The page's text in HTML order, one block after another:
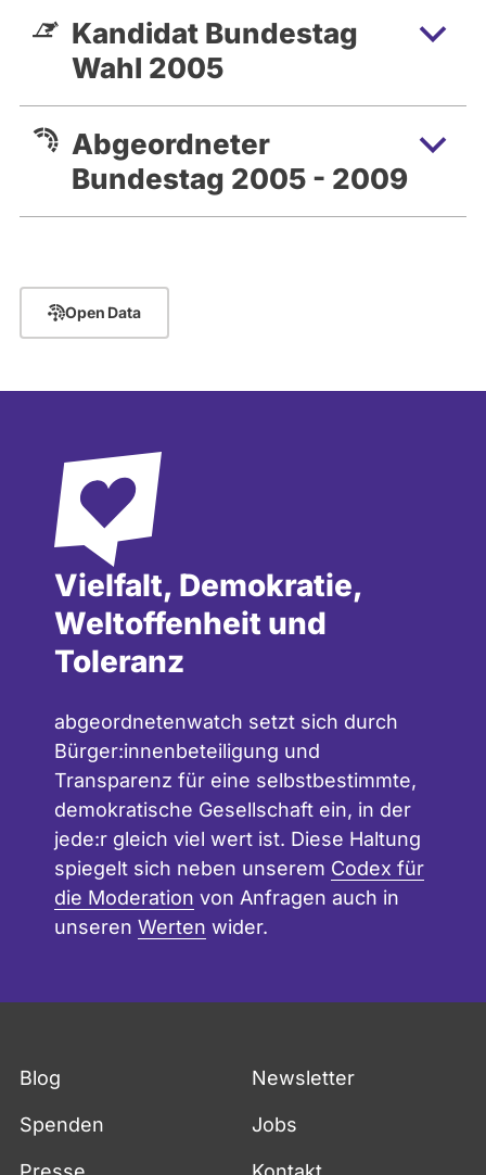
Kandidat Bundestag
Wahl 2005
Abgeordneter
Bundestag 2005 - 2009
Open Data
Vielfalt, Demokratie,
Weltoffenheit und
Toleranz
abgeordnetenwatch setzt sich durch
Bürger:innenbeteiligung und
Transparenz für eine selbstbestimmte,
demokratische Gesellschaft ein, in der
jede:r gleich viel wert ist. Diese Haltung
spiegelt sich neben unserem Codex für
die Moderation von Anfragen auch in
unseren Werten wider.
Blog Newsletter
Spenden Jobs